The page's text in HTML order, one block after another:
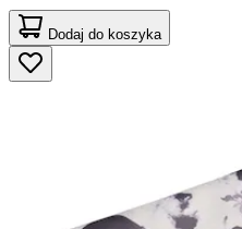
Dodaj do koszyka